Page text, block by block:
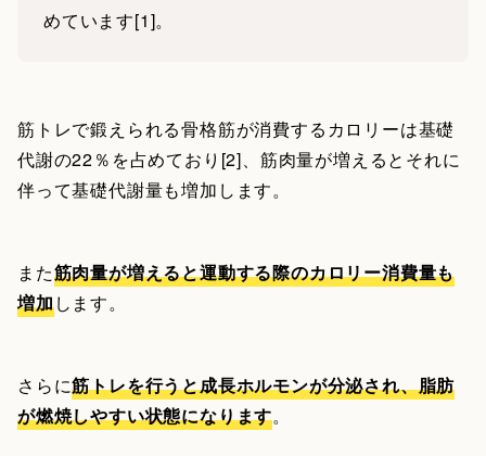
めています[1]。
筋トレで鍛えられる骨格筋が消費するカロリーは基礎
代謝の22％を占めており[2]、筋肉量が増えるとそれに
伴って基礎代謝量も増加します。
また筋肉量が増えると運動する際のカロリー消費量も
増加します。
さらに筋トレを行うと成長ホルモンが分泌され、脂肪
が燃焼しやすい状態になります。